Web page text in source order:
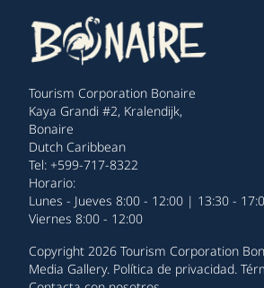
Tourism Corporation Bonaire
Kaya Grandi #2, Kralendijk,
Bonaire
Dutch Caribbean
Tel: +599-717-8322
Horario:
Lunes - Jueves 8:00 - 12:00 | 13:30 -
Viernes 8:00 - 12:00
Copyright 2026 Tourism Corporation
Media Gallery. Política de privacidad.